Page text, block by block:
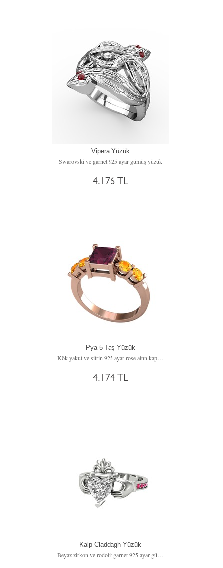
Vipera Yüzük
Swarovski ve garnet 925 ayar gümüş yüzük
4.176 TL
Pya 5 Taş Yüzük
Kök yakut ve sitrin 925 ayar rose altın kaplama gümüş yüzük
4.174 TL
Kalp Claddagh Yüzük